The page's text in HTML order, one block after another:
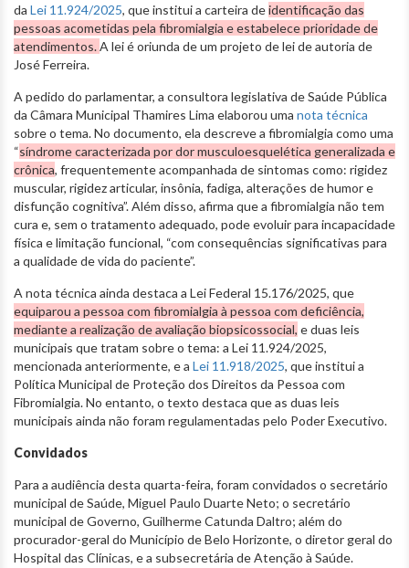
da Lei 11.924/2025, que institui a carteira deidentificação das
pessoas acometidas pela fibromialgia e estabelece prioridade de
atendimentos.A lei é oriunda de um projeto de lei de autoria de
José Ferreira.
A pedido do parlamentar, a consultora legislativa de Saúde Pública
da Câmara Municipal Thamires Lima elaborou uma nota técnica
sobre o tema. No documento, ela descreve a fibromialgia como uma
“síndrome caracterizada por dor musculoesquelética generalizada e
crônica, frequentemente acompanhada de sintomas como: rigidez
muscular, rigidez articular, insônia, fadiga, alterações de humor e
disfunção cognitiva”. Além disso, afirma que a fibromialgia não tem
cura e, sem o tratamento adequado, pode evoluir para incapacidade
física e limitação funcional, “com consequências significativas para
a qualidade de vida do paciente”.
A nota técnica ainda destaca a Lei Federal 15.176/2025, que
equiparou a pessoa com fibromialgia à pessoa com deficiência,
mediante a realização de avaliação biopsicossocial, e duas leis
municipais que tratam sobre o tema: a Lei 11.924/2025,
mencionada anteriormente, e a Lei 11.918/2025, que institui a
Política Municipal de Proteção dos Direitos da Pessoa com
Fibromialgia. No entanto, o texto destaca que as duas leis
municipais ainda não foram regulamentadas pelo Poder Executivo.
Convidados
Para a audiência desta quarta-feira, foram convidados o secretário
municipal de Saúde, Miguel Paulo Duarte Neto; o secretário
municipal de Governo, Guilherme Catunda Daltro; além do
procurador-geral do Município de Belo Horizonte, o diretor geral do
Hospital das Clínicas, e a subsecretária de Atenção à Saúde.